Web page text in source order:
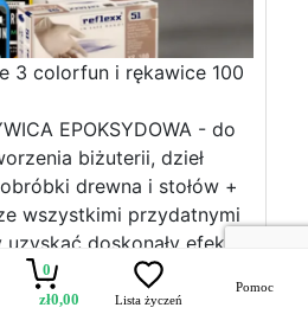
3 colorfun i rękawice 100
EPOKSYDOWA - do
biżuterii, dzieł
drewna i stołów +
wszystkimi przydatnymi
doskonały efekt.
Proporcje mieszania: 100:
(125 g w 25 C): 45
0
zł0,00 Lista życzeń
Pomoc